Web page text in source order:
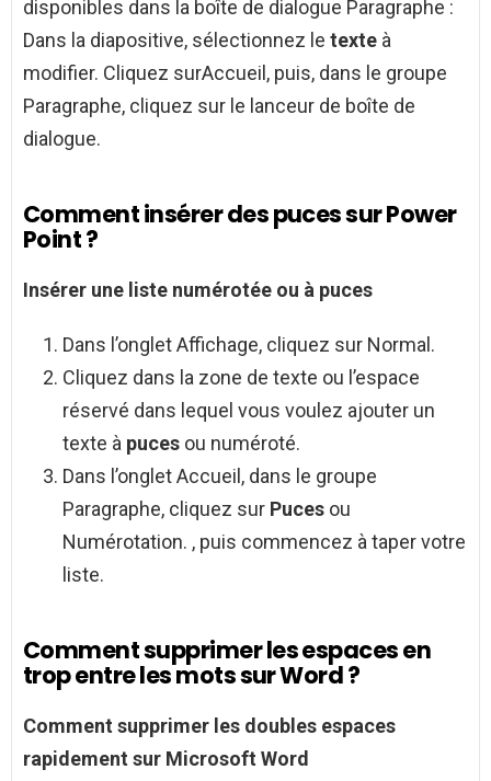
disponibles dans la boîte de dialogue Paragraphe :
Dans la diapositive, sélectionnez le texte à
modifier. Cliquez surAccueil, puis, dans le groupe
Paragraphe, cliquez sur le lanceur de boîte de
dialogue.
Comment insérer des puces sur Power
Point ?
Insérer une liste numérotée ou à puces
Dans l’onglet Affichage, cliquez sur Normal.
Cliquez dans la zone de texte ou l’espace
réservé dans lequel vous voulez ajouter un
texte à puces ou numéroté.
Dans l’onglet Accueil, dans le groupe
Paragraphe, cliquez sur Puces ou
Numérotation. , puis commencez à taper votre
liste.
Comment supprimer les espaces en
trop entre les mots sur Word ?
Comment supprimer les doubles espaces
rapidement sur Microsoft Word